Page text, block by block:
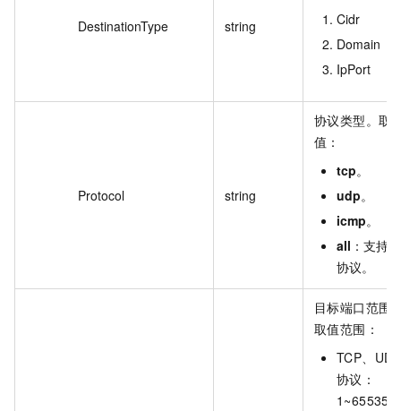
DestinationType string
Cidr
Domain
IpPort
Protocol string
协议类型。取
值：
tcp。
udp。
icmp。
all ：支持
协议。
目标端口范围
取值范围：
TCP、UDP
协议：
1~65535